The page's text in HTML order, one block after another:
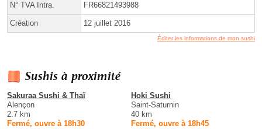
N° TVA Intra. FR66821493988
Création 12 juillet 2016
Éditer les informations de mon sushi
Sushis à proximité
Sakuraa Sushi & Thaï
Alençon
2.7 km
Fermé, ouvre à 18h30
Hoki Sushi
Saint-Saturnin
40 km
Fermé, ouvre à 18h45